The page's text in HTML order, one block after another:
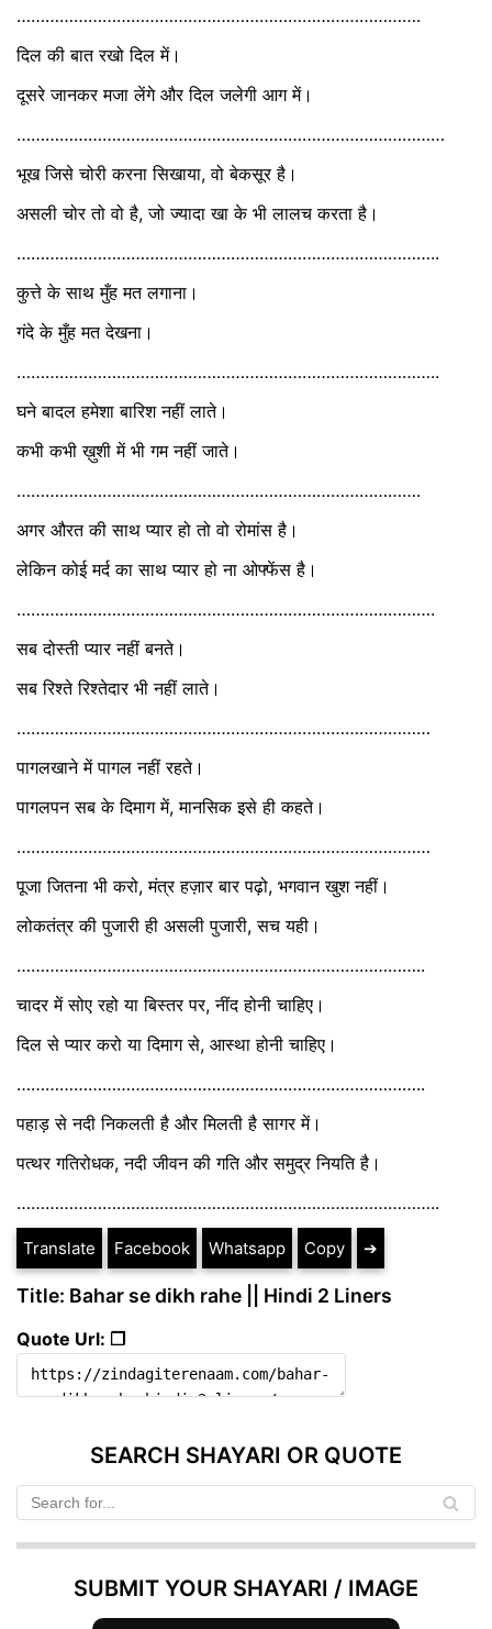
………………………………………………………………………….
दिल की बात रखो दिल में।
दूसरे जानकर मजा लेंगे और दिल जलेगी आग में।
………………………………………………………………………………
भूख जिसे चोरी करना सिखाया, वो बेकसूर है।
असली चोर तो वो है, जो ज्यादा खा के भी लालच करता है।
……………………………………………………………………………..
कुत्ते के साथ मुँह मत लगाना।
गंदे के मुँह मत देखना।
……………………………………………………………………………..
घने बादल हमेशा बारिश नहीं लाते।
कभी कभी ख़ुशी में भी गम नहीं जाते।
………………………………………………………………………….
अगर औरत की साथ प्यार हो तो वो रोमांस है।
लेकिन कोई मर्द का साथ प्यार हो ना ओफ्फेंस है।
…………………………………………………………………………….
सब दोस्ती प्यार नहीं बनते।
सब रिश्ते रिश्तेदार भी नहीं लाते।
……………………………………………………………………………
पागलखाने में पागल नहीं रहते।
पागलपन सब के दिमाग में, मानसिक इसे ही कहते।
……………………………………………………………………………
पूजा जितना भी करो, मंत्र हज़ार बार पढ़ो, भगवान खुश नहीं।
लोकतंत्र की पुजारी ही असली पुजारी, सच यही।
…………………………………………………………………………..
चादर में सोए रहो या बिस्तर पर, नींद होनी चाहिए।
दिल से प्यार करो या दिमाग से, आस्था होनी चाहिए।
…………………………………………………………………………..
पहाड़ से नदी निकलती है और मिलती है सागर में।
पत्थर गतिरोधक, नदी जीवन की गति और समुद्र नियति है।
……………………………………………………………………………..
Translate Facebook Whatsapp Copy ➔
Title: Bahar se dikh rahe || Hindi 2 Liners
Quote Url: ❐
SEARCH SHAYARI OR QUOTE
SUBMIT YOUR SHAYARI / IMAGE